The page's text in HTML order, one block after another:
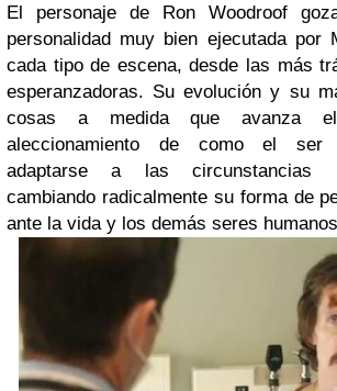
El personaje de Ron Woodroof
personalidad muy bien ejecutada por
cada tipo de escena, desde las más
esperanzadoras. Su evolución y su
cosas a medida que avanza
aleccionamiento de como el ser
adaptarse a las circunstancias
cambiando radicalmente su forma de
ante la vida y los demás seres